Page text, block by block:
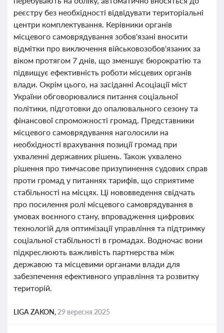
реєстру без необхідності відвідувати територіальні
центри комплектування. Керівники органів
місцевого самоврядування зобов'язані вносити
відмітки про виключення військовозобов'язаних за
віком протягом 7 днів, що зменшує бюрократію та
підвищує ефективність роботи місцевих органів
влади. Окрім цього, на засіданні Асоціації міст
України обговорювалися питання соціальної
політики, підготовки до опалювального сезону та
фінансової спроможності громад. Представники
місцевого самоврядування наголосили на
необхідності врахування позиції громад при
ухваленні державних рішень. Також ухвалено
рішення про тимчасове призупинення судових справ
проти громад у питаннях тарифів, що сприятиме
стабільності на місцях. Ці нововведення свідчать
про посилення ролі місцевого самоврядування в
умовах воєнного стану, впровадження цифрових
технологій для оптимізації управління та підтримку
соціальної стабільності в громадах. Водночас вони
підкреслюють важливість партнерства між
державою та місцевими органами влади для
забезпечення ефективного управління та розвитку
територій.
LIGA ZAKON, 29 вересня 2025